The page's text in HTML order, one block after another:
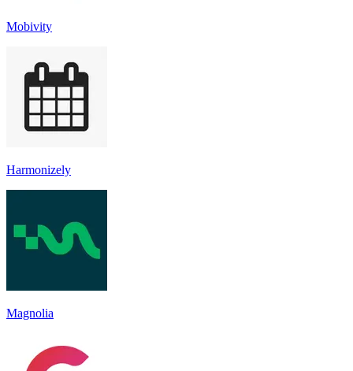
Mobivity
Harmonizely
Magnolia